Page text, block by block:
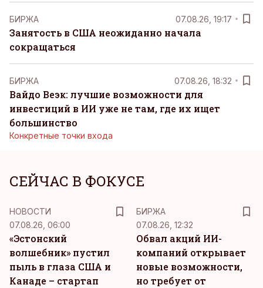
БИРЖА 07.08.26, 19:17
Занятость в США неожиданно начала
сокращаться
БИРЖА 07.08.26, 18:32
Вайдо Веэк: лучшие возможности для
инвестиций в ИИ уже не там, где их ищет
большинство
Конкретные точки входа
СЕЙЧАС В ФОКУСЕ
НОВОСТИ
07.08.26, 06:00
«Эстонский
волшебник» пустил
пыль в глаза США и
Канаде – стартап
БИРЖА
07.08.26, 12:32
Обвал акций ИИ-
компаний открывает
новые возможности,
но требует от